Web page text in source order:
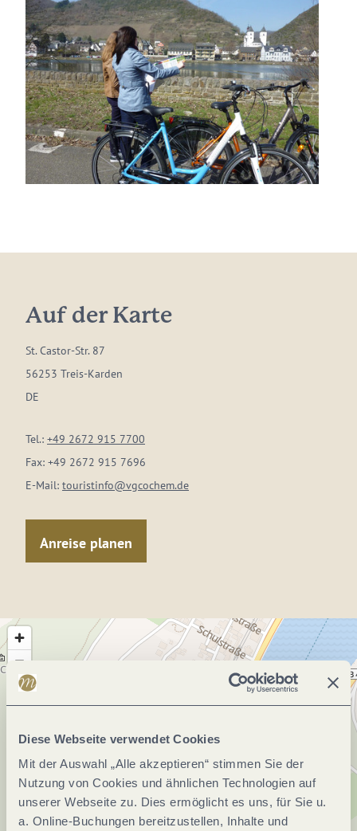
Diese Webseite verwendet Cookies
Mit der Auswahl „Alle akzeptieren“ stimmen Sie der
Nutzung von Cookies und ähnlichen Technologien auf
unserer Webseite zu. Dies ermöglicht es uns, für Sie u.
a. Online-Buchungen bereitzustellen, Inhalte und
Auf der Karte
St. Castor-Str. 87
56253 Treis-Karden
DE
Tel.: +49 2672 915 7700
Fax: +49 2672 915 7696
E-Mail: touristinfo@vgcochem.de
Anreise planen